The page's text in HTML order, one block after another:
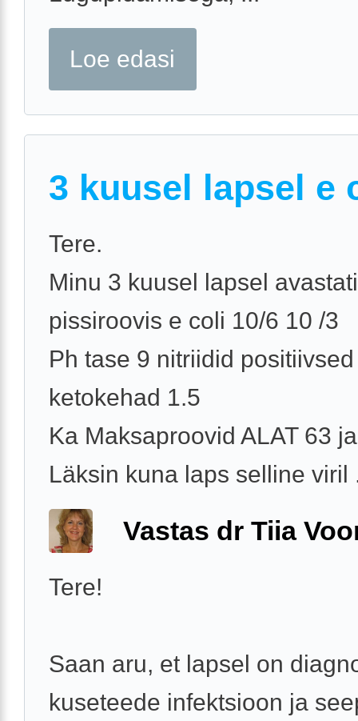
Loe edasi
3 kuusel lapsel e
Tere.
Minu 3 kuusel lapsel avastati
pissiroovis e coli 10/6 10 /3
Ph tase 9 nitriidid positiivsed
ketokehad 1.5
Ka Maksaproovid ALAT 63
Läksin kuna laps selline viril
Vastas dr Tiia
Tere!
Saan aru, et lapsel on
kuseteede infektsioon ja